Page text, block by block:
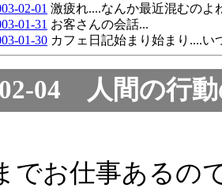
02-01 激疲れ....なんか最近混むのよ
01-31 お客さんの会話...
01-30 カフェ日記始まり始まり....い
04 人間の行
でお仕事あるの